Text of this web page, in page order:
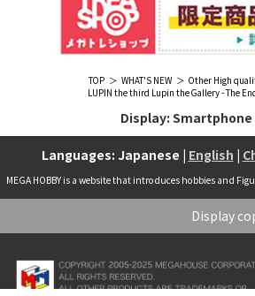
TOP WHAT'S NEW
Other High
LUPIN the third Lupin the Gallery - The
Display: Smartphone
Languages: Japanese | English |
MEGA HOBBY is a website that introduces hobbies and
Display